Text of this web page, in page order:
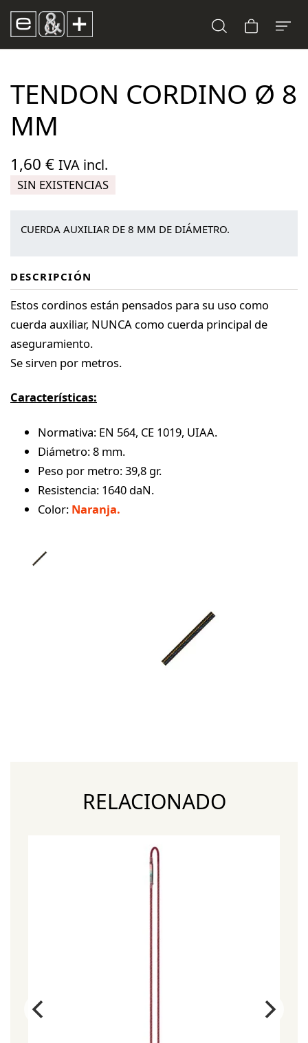
TENDON CORDINO Ø 8
MM
1,60 € IVA incl.
SIN EXISTENCIAS
CUERDA AUXILIAR DE 8 MM DE DIÁMETRO.
DESCRIPCIÓN
Estos cordinos están pensados para su uso como
cuerda auxiliar, NUNCA como cuerda principal de
aseguramiento.
Se sirven por metros.
Características:
Normativa: EN 564, CE 1019, UIAA.
Diámetro: 8 mm.
Peso por metro: 39,8 gr.
Resistencia: 1640 daN.
Color: Naranja.
RELACIONADO